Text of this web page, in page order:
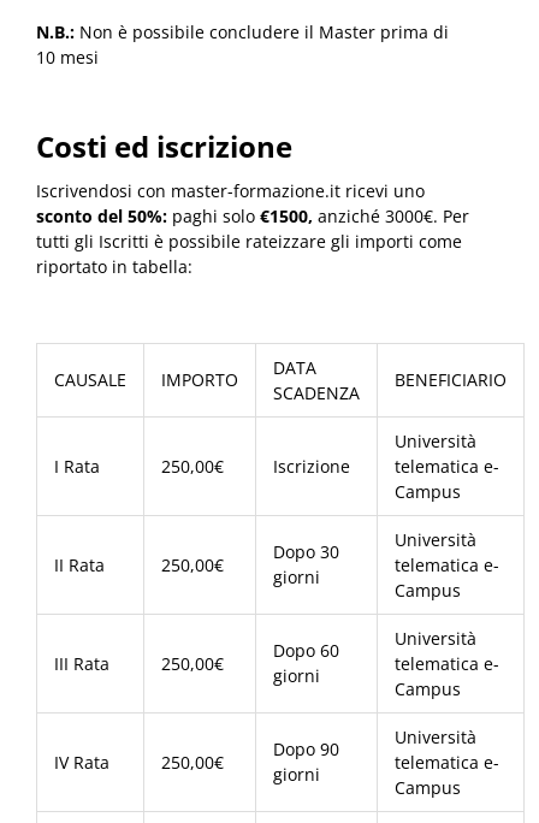
N.B.: Non è possibile concludere il Master prima di
10 mesi
Costi ed iscrizione
Iscrivendosi con master-formazione.it ricevi uno
sconto del 50%: paghi solo €1500, anziché 3000€. Per
tutti gli Iscritti è possibile rateizzare gli importi come
riportato in tabella:
CAUSALE IMPORTO
DATA
SCADENZA
BENEFICIARIO
I Rata 250,00€ Iscrizione
Università
telematica e-
Campus
II Rata 250,00€
Dopo 30
giorni
Università
telematica e-
Campus
III Rata 250,00€
Dopo 60
giorni
Università
telematica e-
Campus
IV Rata 250,00€
Dopo 90
giorni
Università
telematica e-
Campus